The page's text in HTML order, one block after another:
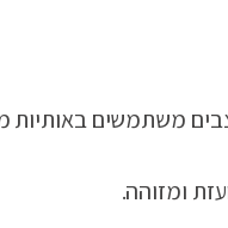
משתמשים